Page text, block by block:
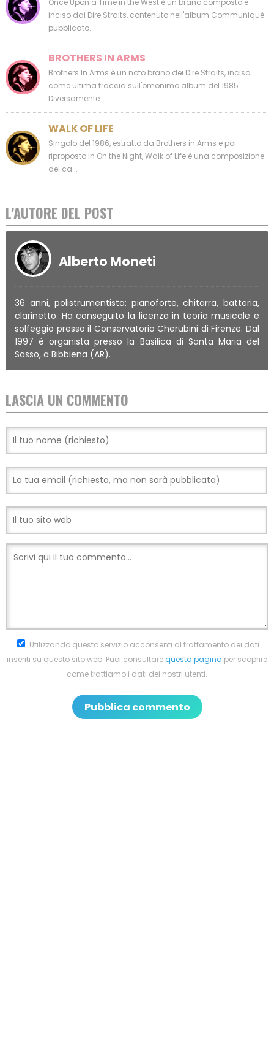
Once Upon a Time in the West è un brano composto e
inciso dai Dire Straits, contenuto nell'album Communiqué
pubblicato...
BROTHERS IN ARMS
Brothers In Arms è un noto brano dei Dire Straits, inciso
come ultima traccia sull'omonimo album del 1985.
Diversamente...
WALK OF LIFE
Singolo del 1986, estratto da Brothers in Arms e poi
riproposto in On the Night, Walk of Life è una composizione
del ca...
L'AUTORE DEL POST
Alberto Moneti
36 anni, polistrumentista: pianoforte, chitarra, batteria,
clarinetto. Ha conseguito la licenza in teoria musicale e
solfeggio presso il Conservatorio Cherubini di Firenze. Dal
1997 è organista presso la Basilica di Santa Maria del
Sasso, a Bibbiena (AR).
LASCIA UN COMMENTO
Utilizzando questo servizio acconsenti al trattamento dei dati
inseriti su questo sito web. Puoi consultarequesta pagina per scoprire
come trattiamo i dati dei nostri utenti.